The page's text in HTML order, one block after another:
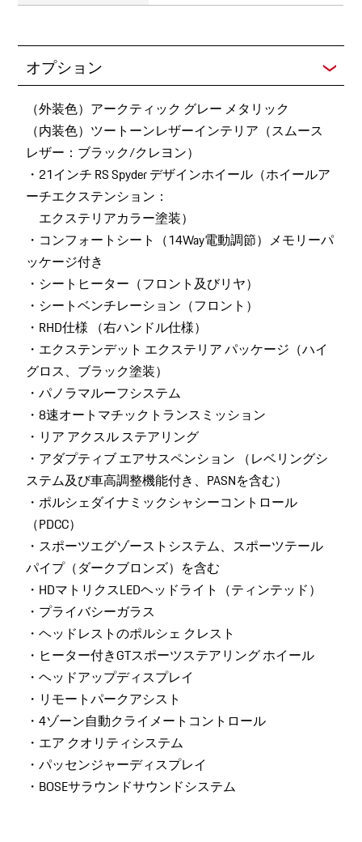
オプション
（外装色）アークティック グレー メタリック
（内装色）ツートーンレザーインテリア（スムース
レザー：ブラック/クレヨン）
・21インチ RS Spyder デザインホイール（ホイールア
ーチエクステンション：
エクステリアカラー塗装）
・コンフォートシート（14Way電動調節）メモリーパ
ッケージ付き
・シートヒーター（フロント及びリヤ）
・シートベンチレーション（フロント）
・RHD仕様 （右ハンドル仕様）
・エクステンデット エクステリア パッケージ（ハイ
グロス、ブラック塗装）
・パノラマルーフシステム
・8速オートマチックトランスミッション
・リア アクスル ステアリング
・アダプティブ エアサスペンション （レベリングシ
ステム及び車高調整機能付き、PASNを含む）
・ポルシェダイナミックシャシーコントロール
（PDCC）
・スポーツエグゾーストシステム、スポーツテール
パイプ（ダークブロンズ）を含む
・HDマトリクスLEDヘッドライト（ティンテッド）
・プライバシーガラス
・ヘッドレストのポルシェ クレスト
・ヒーター付きGTスポーツステアリング ホイール
・ヘッドアップディスプレイ
・リモートパークアシスト
・4ゾーン自動クライメートコントロール
・エア クオリティシステム
・パッセンジャーディスプレイ
・BOSEサラウンドサウンドシステム